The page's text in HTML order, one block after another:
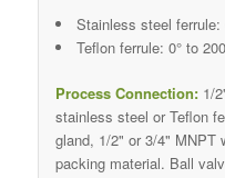
Stainless steel ferrule:
Teflon ferrule: 0° to
Process Connection: 1/
stainless steel or Teflon
gland, 1/2" or 3/4" MNPT
packing material. Ball